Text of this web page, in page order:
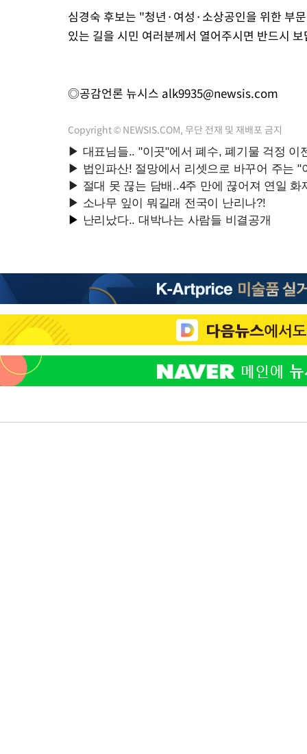
심경숙 후보는 "청년·여성·소상공인을 위한 부
있는 길을 시민 여러분께서 열어주시면 반드시
◎공감언론 뉴시스 alk9935@newsis.com
Copyright © NEWSIS.COM, 무단 전재 및 재배포 금지